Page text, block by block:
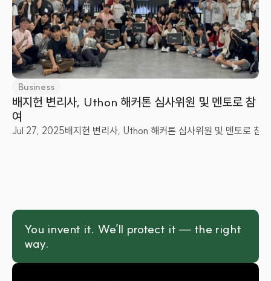
Business
배지헌 변리사, Uthon 해커톤 심사위원 및 멘토로 참
여
Jul 27, 2025배지헌 변리사, Uthon 해커톤 심사위원 및 멘토로 참여
You invent it. We’ll protect it — the right
way.